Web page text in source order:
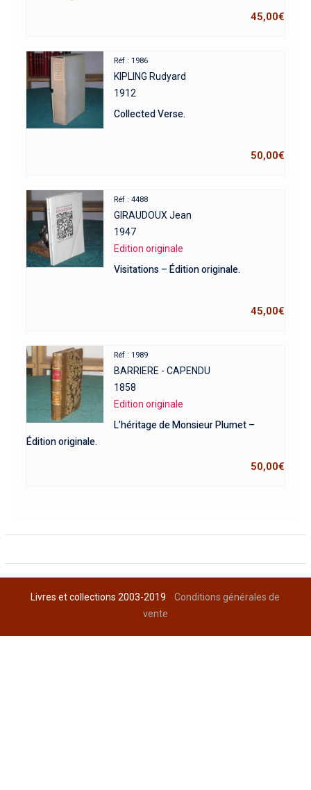
45,00€
Réf : 1986
KIPLING Rudyard
1912
Collected Verse.
50,00€
Réf : 4488
GIRAUDOUX Jean
1947
Edition originale
Visitations – Édition originale.
45,00€
Réf : 1989
BARRIERE - CAPENDU
1858
Edition originale
L’héritage de Monsieur Plumet –
Édition originale.
50,00€
Livres et collections 2003-2019Conditions générales de
vente